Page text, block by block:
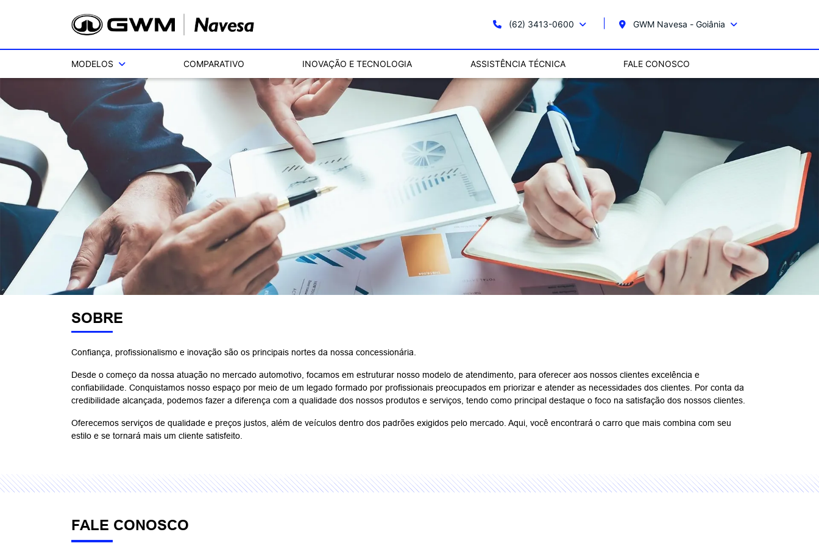
(62) 3413-0600 GWM Navesa - Goiânia
MODELOS COMPARATIVO INOVAÇÃO E TECNOLOGIA ASSISTÊNCIA TÉCNICA FALE CONOSCO
SOBRE
Confiança, profissionalismo e inovação são os principais nortes da nossa concessionária.
Desde o começo da nossa atuação no mercado automotivo, focamos em estruturar nosso modelo de atendimento, para oferecer aos nossos clientes excelência e
confiabilidade. Conquistamos nosso espaço por meio de um legado formado por profissionais preocupados em priorizar e atender as necessidades dos clientes. Por conta da
credibilidade alcançada, podemos fazer a diferença com a qualidade dos nossos produtos e serviços, tendo como principal destaque o foco na satisfação dos nossos clientes.
Oferecemos serviços de qualidade e preços justos, além de veículos dentro dos padrões exigidos pelo mercado. Aqui, você encontrará o carro que mais combina com seu
estilo e se tornará mais um cliente satisfeito.
FALE CONOSCO